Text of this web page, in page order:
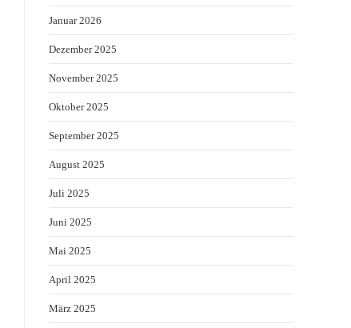
Januar 2026
Dezember 2025
November 2025
Oktober 2025
September 2025
August 2025
Juli 2025
Juni 2025
Mai 2025
April 2025
März 2025